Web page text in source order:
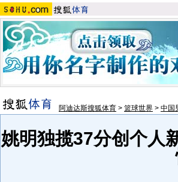
阿迪达斯搜狐体育 > 篮球世界 > 中国
姚明独揽37分创个人